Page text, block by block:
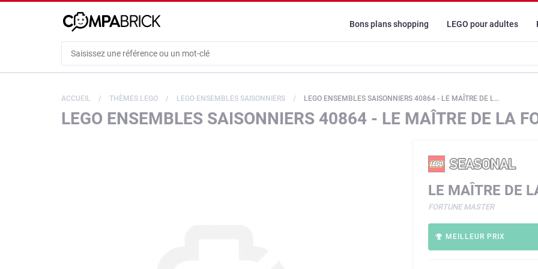
Bons plans shopping LEGO pour adultes
ACCUEIL THÈMES LEGO LEGO ENSEMBLES SAISONNIERS LEGO ENSEMBLES SAISONNIERS 40864 - LE MAÎTRE DE LA FORTUNE
LEGO ENSEMBLES SAISONNIERS 40864 - LE MAÎTRE DE LA
LE MAÎTRE DE
FORTUNE MASTER
MEILLEUR PRIX